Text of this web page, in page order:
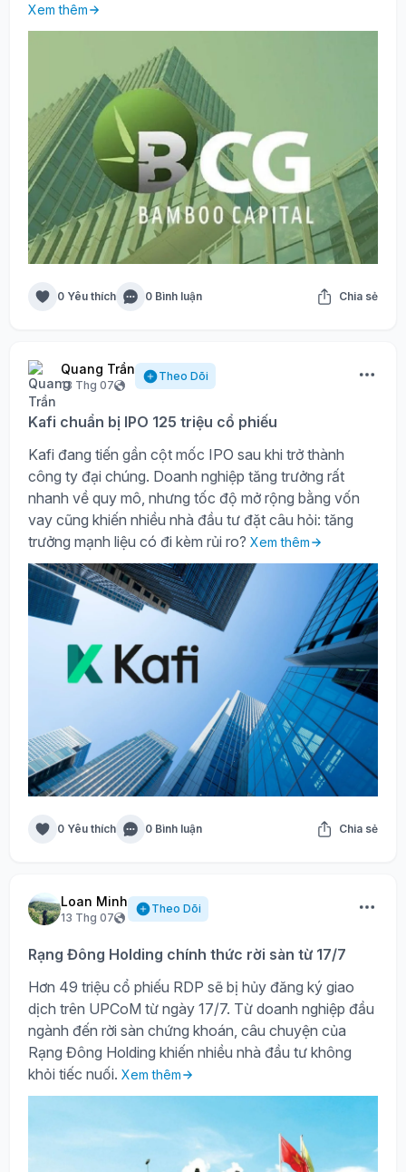
Xem thêm
0 Yêu thích 0 Bình luận Chia sẻ
Quang Trần
13 Thg 07
Theo Dõi
Kafi chuẩn bị IPO 125 triệu cổ phiếu
Kafi đang tiến gần cột mốc IPO sau khi trở thành
công ty đại chúng. Doanh nghiệp tăng trưởng rất
nhanh về quy mô, nhưng tốc độ mở rộng bằng vốn
vay cũng khiến nhiều nhà đầu tư đặt câu hỏi: tăng
trưởng mạnh liệu có đi kèm rủi ro? Xem thêm
0 Yêu thích 0 Bình luận Chia sẻ
Loan Minh
13 Thg 07
Theo Dõi
Rạng Đông Holding chính thức rời sàn từ 17/7
Hơn 49 triệu cổ phiếu RDP sẽ bị hủy đăng ký giao
dịch trên UPCoM từ ngày 17/7. Từ doanh nghiệp đầu
ngành đến rời sàn chứng khoán, câu chuyện của
Rạng Đông Holding khiến nhiều nhà đầu tư không
khỏi tiếc nuối. Xem thêm